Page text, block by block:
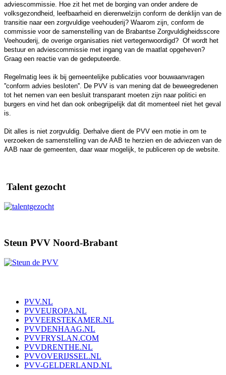
adviescommissie. Hoe zit het met de borging van onder andere de
volksgezondheid, leefbaarheid en dierenwelzijn conform de denklijn van de
transitie naar een zorgvuldige veehouderij? Waarom zijn, conform de
commissie voor de samenstelling van de Brabantse Zorgvuldigheidsscore
Veehouderij, de overige organisaties niet vertegenwoordigd? Of wordt het
bestuur en adviescommissie met ingang van de maatlat opgeheven?
Graag een reactie van de gedeputeerde.
Regelmatig lees ik bij gemeentelijke publicaties voor bouwaanvragen
''conform advies besloten''. De PVV is van mening dat de beweegredenen
tot het nemen van een besluit transparant moeten zijn naar politici en
burgers en vind het dan ook onbegrijpelijk dat dit momenteel niet het geval
is.
Dit alles is niet zorgvuldig. Derhalve dient de PVV een motie in om te
verzoeken de samenstelling van de AAB te herzien en de adviezen van de
AAB naar de gemeenten, daar waar mogelijk, te publiceren op de website.
Talent gezocht
Steun PVV Noord-Brabant
PVV.NL
PVVEUROPA.NL
PVVEERSTEKAMER.NL
PVVDENHAAG.NL
PVVFRYSLAN.COM
PVVDRENTHE.NL
PVVOVERIJSSEL.NL
PVV-GELDERLAND.NL